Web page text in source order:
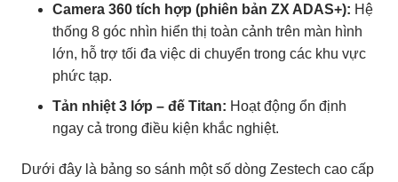
Camera 360 tích hợp (phiên bản ZX ADAS+): Hệ
thống 8 góc nhìn hiển thị toàn cảnh trên màn hình
lớn, hỗ trợ tối đa việc di chuyển trong các khu vực
phức tạp.
Tản nhiệt 3 lớp – đế Titan: Hoạt động ổn định
ngay cả trong điều kiện khắc nghiệt.
Dưới đây là bảng so sánh một số dòng Zestech cao cấp